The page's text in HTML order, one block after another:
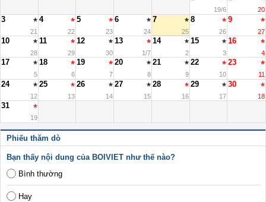
19/6 20
3
21
4
22
5
23
6
24
7
25
8
26
9
27
10
28
11
29
12
30
13
1/7
14
2
15
3
16
4
17
5
18
6
19
7
20
8
21
9
22
10
23
11
24
12
25
13
26
14
27
15
28
16
29
17
30
18
31
19
Phiếu thăm dò
Bạn thấy nội dung của BOIVIET như thế nào?
Bình thường
Hay